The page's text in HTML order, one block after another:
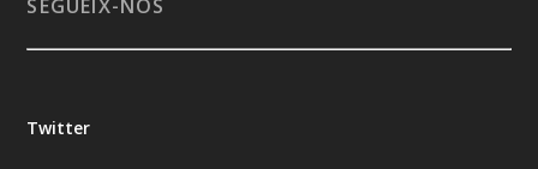
SEGUEIX-NOS
Twitter